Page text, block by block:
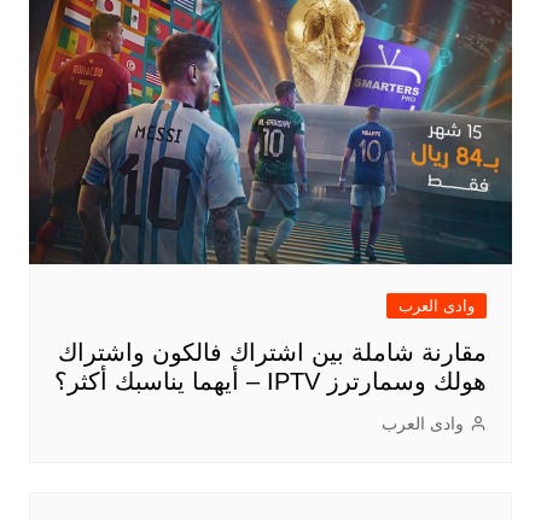
وادى العرب
مقارنة شاملة بين اشتراك فالكون واشتراك
هولك وسمارترز IPTV – أيهما يناسبك أكثر؟
وادى العرب